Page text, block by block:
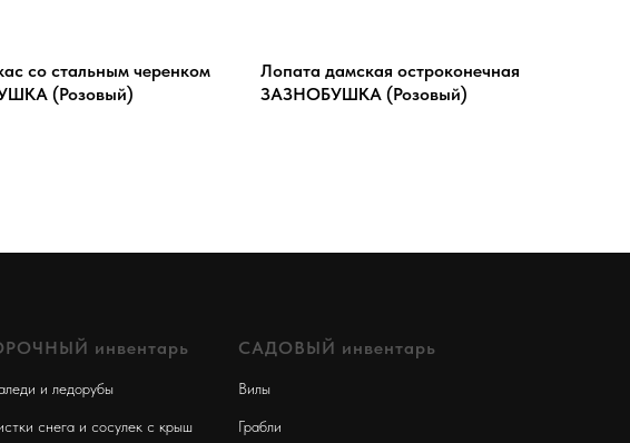
со стальным черенком
(Розовый)
Лопата дамская остроконечная
ЗАЗНОБУШКА (Розовый)
инвентарь
и ледорубы
снега и сосулек с крыш
САДОВЫЙ инвентарь
Вилы
Грабли